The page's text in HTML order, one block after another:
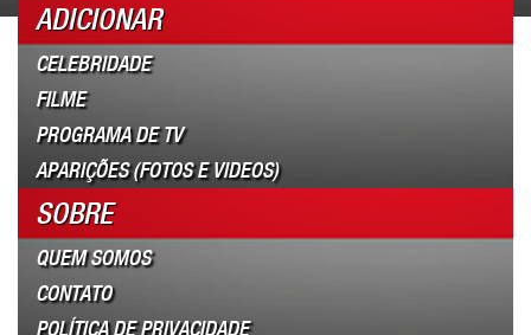
ADICIONAR
CELEBRIDADE
FILME
PROGRAMA DE TV
APARIÇÕES (FOTOS E VIDEOS)
SOBRE
QUEM SOMOS
CONTATO
POLÍTICA DE PRIVACIDADE